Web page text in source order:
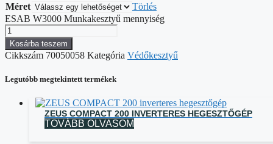
Méret
Törlés
ESAB W3000 Munkakesztyű mennyiség
Kosárba teszem
Cikkszám 70050058 Kategória Védőkesztyű
Legutóbb megtekintett termékek
ZEUS COMPACT 200 INVERTERES HEGESZTŐGÉP
TOVÁBB OLVASOM